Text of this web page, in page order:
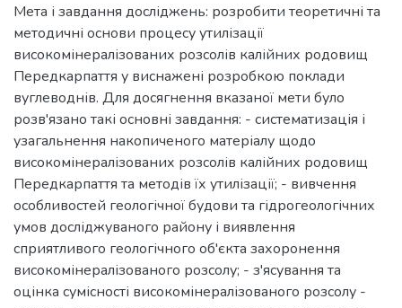
Мета і завдання досліджень: розробити теоретичні та
методичні основи процесу утилізації
високомінералізованих розсолів калійних родовищ
Передкарпаття у виснажені розробкою поклади
вуглеводнів. Для досягнення вказаної мети було
розв'язано такі основні завдання: - систематизація і
узагальнення накопиченого матеріалу щодо
високомінералізованих розсолів калійних родовищ
Передкарпаття та методів їх утилізації; - вивчення
особливостей геологічної будови та гідрогеологічних
умов досліджуваного району і виявлення
сприятливого геологічного об'єкта захоронення
високомінералізованого розсолу; - з'ясування та
оцінка сумісності високомінералізованого розсолу -